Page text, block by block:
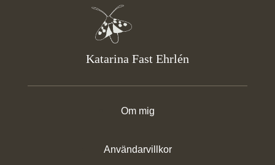
Katarina Fast Ehrlén
Om mig
Användarvillkor